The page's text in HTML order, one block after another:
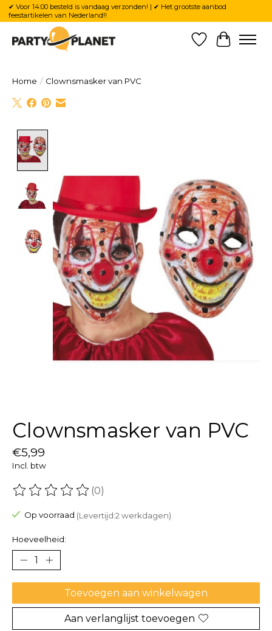
✔ Voor 14:00 besteld is vandaag verzonden! | ✔ Het grootste aanbod
feestartikelen van Nederland!!
Verlanglijst
Home / Clownsmasker van PVC
Clownsmasker van PVC
€5,99
Incl. btw
De beoordeling van dit product is
(0)
Op voorraad (Levertijd:2 werkdagen)
Hoeveelheid:
Toevoegen aan winkelwagen
Aan verlanglijst toevoegen